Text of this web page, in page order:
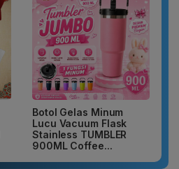
Botol Gelas Minum
Lucu Vacuum Flask
Stainless TUMBLER
900ML Coffee...